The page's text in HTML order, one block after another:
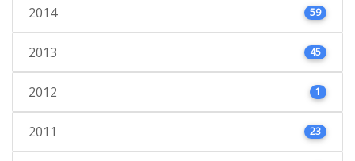
2014 59
2013 45
2012 1
2011 23